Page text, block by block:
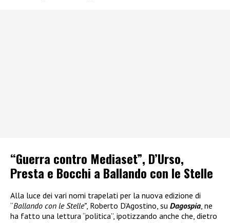
“Guerra contro Mediaset”, D’Urso,
Presta e Bocchi a Ballando con le Stelle
Alla luce dei vari nomi trapelati per la nuova edizione di
“Ballando con le Stelle”, Roberto D’Agostino, su Dagospia, ne
ha fatto una lettura “politica”, ipotizzando anche che, dietro